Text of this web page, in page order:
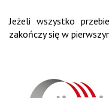
Jeżeli wszystko
zakończy się w